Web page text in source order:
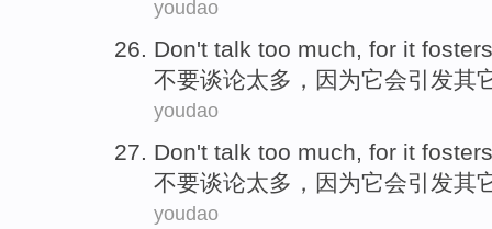
youdao
Don't talk too much, for it fosters
不要谈论太多 ， 因为它会引发其
youdao
Don't talk too much, for it fosters
不要谈论太多 ， 因为它会引发其
youdao